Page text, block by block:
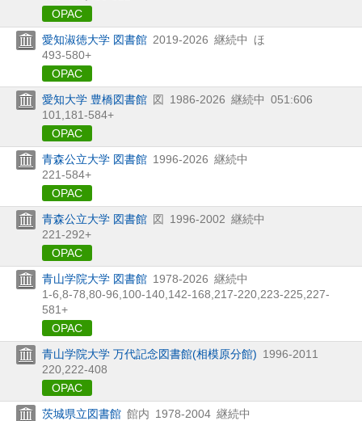
OPAC
愛知淑徳大学 図書館 2019-2026 継続中 ほ
493-580+
OPAC
愛知大学 豊橋図書館 図 1986-2026 継続中 051:606
101, 181-584+
OPAC
青森公立大学 図書館 1996-2026 継続中
221-584+
OPAC
青森公立大学 図書館 図 1996-2002 継続中
221-292+
OPAC
青山学院大学 図書館 1978-2026 継続中
1-6, 8-78, 80-96, 100-140, 142-168, 217-220, 223-225, 227-
581+
OPAC
青山学院大学 万代記念図書館(相模原分館) 1996-2011
220, 222-408
OPAC
茨城県立図書館 館内 1978-2004 継続中